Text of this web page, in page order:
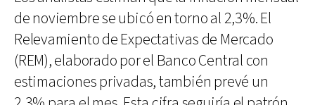
de noviembre se ubicó en torno al 2,3%. El
Relevamiento de Expectativas de Mercado
(REM), elaborado por el Banco Central con
estimaciones privadas, también prevé un